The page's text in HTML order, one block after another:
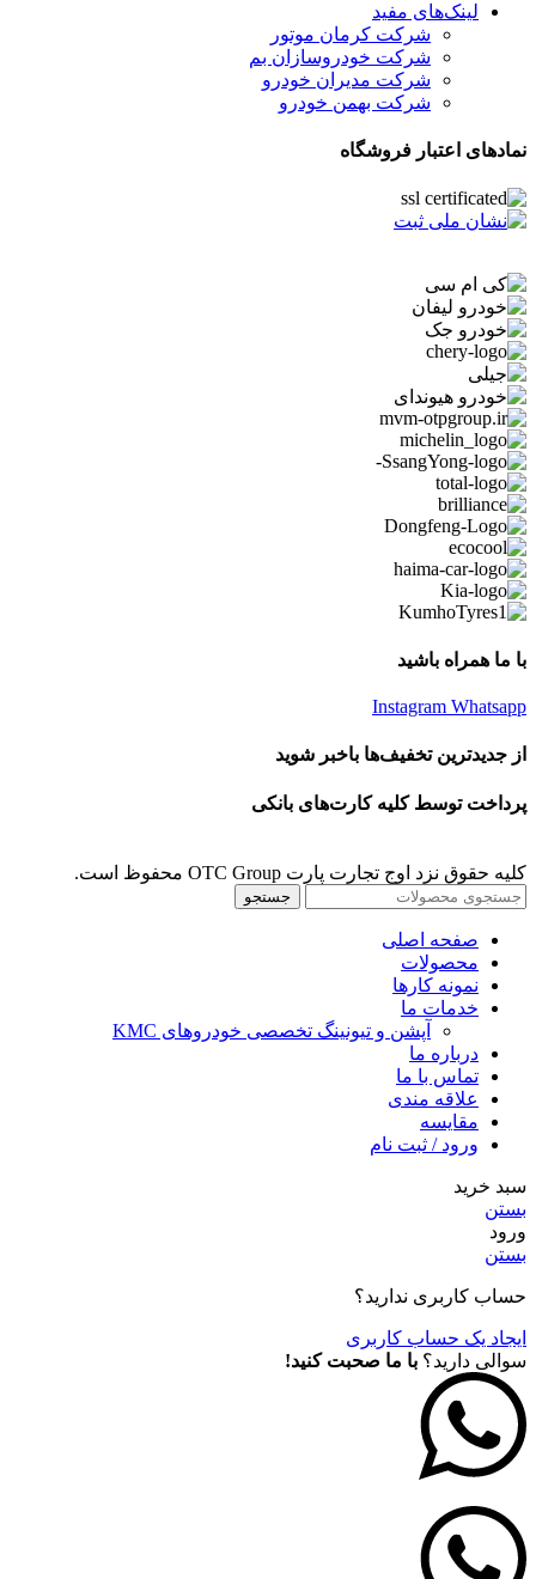
لینک‌های مفید
شرکت کرمان موتور
شرکت خودروسازان بم
شرکت مدیران خودرو
شرکت بهمن خودرو
نمادهای اعتبار فروشگاه
با ما همراه باشید
Instagram Whatsapp
از جدیدترین تخفیف‌ها باخبر شوید
پرداخت توسط کلیه کارت‌های بانکی
کلیه حقوق نزد اوج تجارت پارت OTC Group محفوظ است.
جستجو
صفحه اصلی
محصولات
نمونه کارها
خدمات ما
آپشن و تیونینگ تخصصی خودروهای KMC
درباره ما
تماس با ما
علاقه مندی
مقايسه
ورود / ثبت نام
سبد خرید
بستن
ورود
بستن
حساب کاربری ندارید؟
ایجاد یک حساب کاربری
سوالی دارید؟ با ما صحبت کنید!